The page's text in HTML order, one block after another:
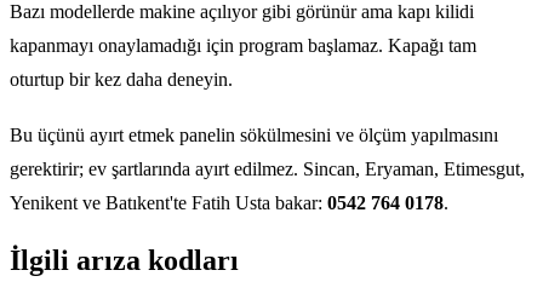
Bazı modellerde makine açılıyor gibi görünür ama kapı kilidi
kapanmayı onaylamadığı için program başlamaz. Kapağı tam
oturtup bir kez daha deneyin.
Bu üçünü ayırt etmek panelin sökülmesini ve ölçüm yapılmasını
gerektirir; ev şartlarında ayırt edilmez. Sincan, Eryaman, Etimesgut,
Yenikent ve Batıkent'te Fatih Usta bakar: 0542 764 0178.
İlgili arıza kodları